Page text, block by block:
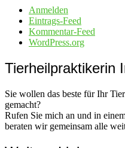
Anmelden
Eintrags-Feed
Kommentar-Feed
WordPress.org
Tierheilpraktikerin
Sie wollen das beste für Ihr
gemacht?
Rufen Sie mich an und in
beraten wir gemeinsam alle